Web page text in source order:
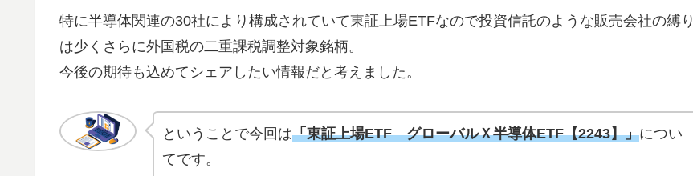
特に半導体関連の30社により構成されていて東証上場ETFなので投資信託のような販売会社の縛り
は少くさらに外国税の二重課税調整対象銘柄。
今後の期待も込めてシェアしたい情報だと考えました。
ということで今回は「東証上場ETF グローバルＸ半導体ETF【2243】」につい
てです。